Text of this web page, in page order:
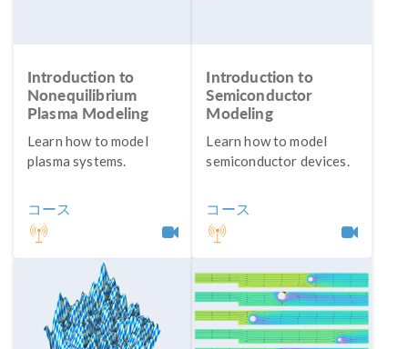
Introduction to
Nonequilibrium
Plasma Modeling
Learn how to model
plasma systems.
コース
Introduction to
Semiconductor
Modeling
Learn how to model
semiconductor devices.
コース